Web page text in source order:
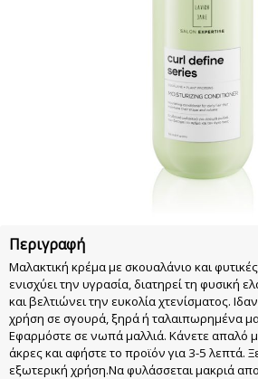
Περιγραφή
Μαλακτική κρέμα με σκουαλάνιο και
ενισχύει την υγρασία, διατηρεί τη φυσική
και βελτιώνει την ευκολία χτενίσματος.
χρήση σε σγουρά, ξηρά ή ταλαιπωρημένα
Εφαρμόστε σε νωπά μαλλιά. Κάνετε απαλό
άκρες και αφήστε το προϊόν για 3-5 λεπτά.
εξωτερική χρήση.Να φυλάσσεται μακριά